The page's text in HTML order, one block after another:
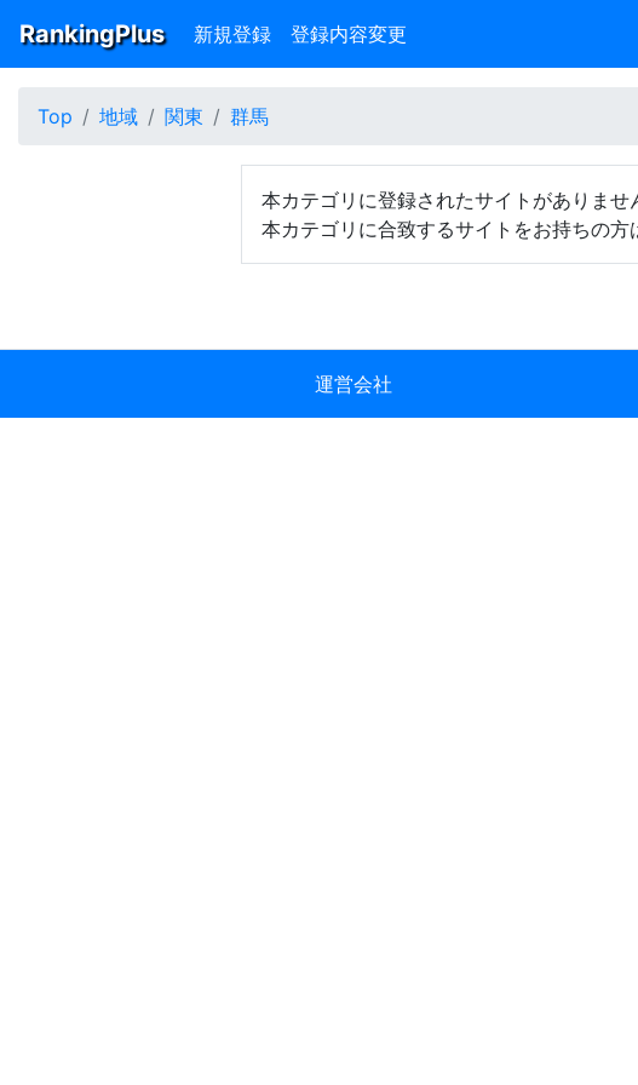
RankingPlus 新規登録 登録内容変更
Top 地域 関東 群馬
本カテゴリに登録されたサイトがありませ
本カテゴリに合致するサイトをお持ちの方
運営会社